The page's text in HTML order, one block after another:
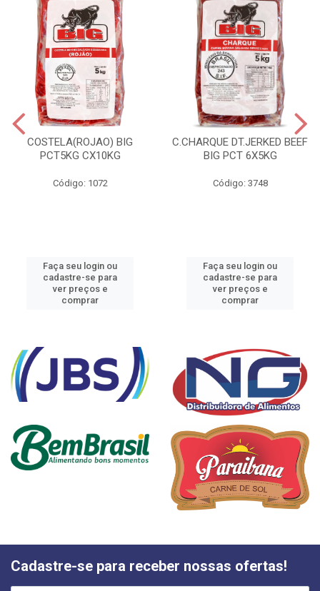
COSTELA(ROJAO) BIG
PCT5KG CX10KG
Código: 1072
Faça seu login ou
cadastre-se para
ver preços e
comprar
C.CHARQUE DT.JERKED BEEF
BIG PCT 6X5KG
Código: 3748
Faça seu login ou
cadastre-se para
ver preços e
comprar
Cadastre-se para receber nossas ofertas!